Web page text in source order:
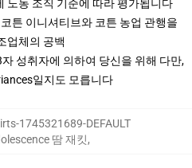
노동 조직 기준에 따라 평가됩니다
튼 이니셔티브와 코튼 농업 관행을
업체의 공백
성취자에 의하여 당신을 위해 다만,
일지도 모릅니다
1745321689-DEFAULT
땀 재킷,